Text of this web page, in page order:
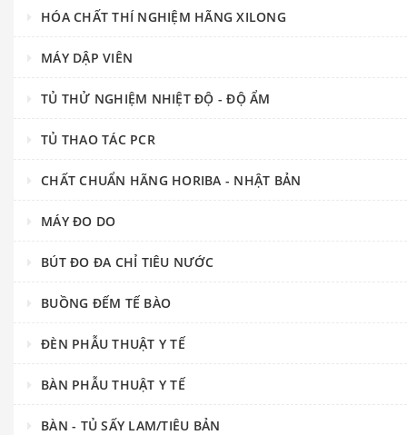
HÓA CHẤT THÍ NGHIỆM HÃNG XILONG
MÁY DẬP VIÊN
TỦ THỬ NGHIỆM NHIỆT ĐỘ - ĐỘ ẨM
TỦ THAO TÁC PCR
CHẤT CHUẨN HÃNG HORIBA - NHẬT BẢN
MÁY ĐO DO
BÚT ĐO ĐA CHỈ TIÊU NƯỚC
BUỒNG ĐẾM TẾ BÀO
ĐÈN PHẪU THUẬT Y TẾ
BÀN PHẪU THUẬT Y TẾ
BÀN - TỦ SẤY LAM/TIÊU BẢN